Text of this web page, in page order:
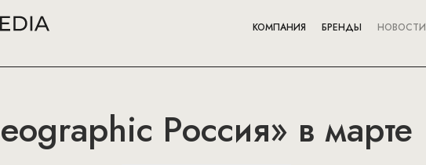
КОМПАНИЯ БРЕНДЫ НОВОСТИ
Россия» в марте